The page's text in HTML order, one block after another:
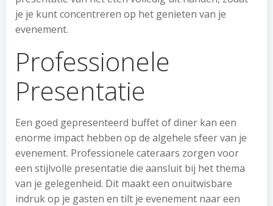
je je kunt concentreren op het genieten van je
evenement.
Professionele
Presentatie
Een goed gepresenteerd buffet of diner kan een
enorme impact hebben op de algehele sfeer van je
evenement. Professionele cateraars zorgen voor
een stijlvolle presentatie die aansluit bij het thema
van je gelegenheid. Dit maakt een onuitwisbare
indruk op je gasten en tilt je evenement naar een